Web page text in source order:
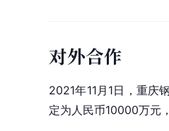
对外合作
2021年11月1日， 重庆
定为人民币10000万元